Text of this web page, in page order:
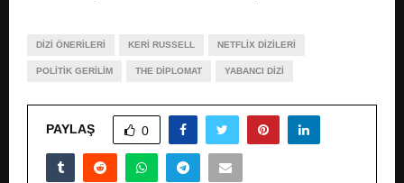
DIZI ÖNERILERI KERI RUSSELL NETFLIX DIZILERI
POLITIK GERILIM THE DIPLOMAT YABANCI DIZI
PAYLAŞ 0